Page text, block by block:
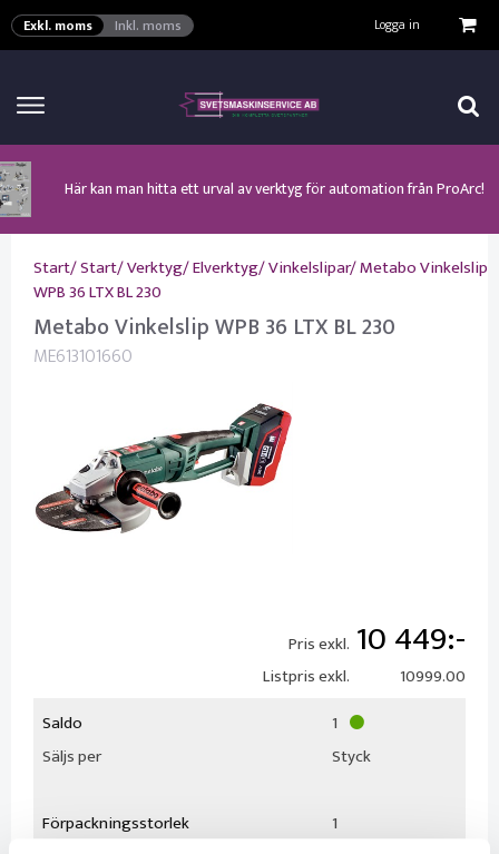
Exkl. moms Inkl. moms Logga in
Klicka här för att se alla våra nuvarande kampanjer!
Här kan man hitta ett urval av verktyg för automation från ProArc!
Nyhet! Lägesställare, rullbockar och längdsvets från ProArc!
Nyhet! Tig-svets från Esab, Rogue ET 230iP AC/DC!
Nyhet! Tig-svets Minarc T 223 AC/DC från Kemppi!
Nyhet! Nya PAPR-enheten från ESAB EPR-X1.1!
Nyhet! MinarcMig 190 Auto och MinarcMig 220 Auto från Kemppi!
Start/Start/Verktyg/Elverktyg/Vinkelslipar/Metabo Vinkelslip
WPB 36 LTX BL 230
Metabo Vinkelslip WPB 36 LTX BL 230
ME613101660
Pris exkl. 10 449
Listpris exkl.
10999.00
Saldo
1
Säljs per
Styck
Förpackningsstorlek 1
VISA VARUKORGEN TILL KASSAN